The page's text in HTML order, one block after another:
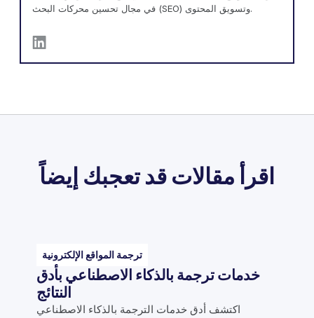
في مجال تحسين محركات البحث (SEO) وتسويق المحتوى.
اقرأ مقالات قد تعجبك إيضاً
ترجمة المواقع الإلكترونية
خدمات ترجمة بالذكاء الاصطناعي بأدق
النتائج
اكتشف أدق خدمات الترجمة بالذكاء الاصطناعي